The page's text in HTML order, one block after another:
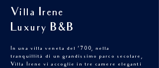
Villa Irene
Luxury B&B
In una villa veneta del ‘700, nella
tranquillità di un grandissimo parco secolare,
Villa Irene vi accoglie in tre camere eleganti